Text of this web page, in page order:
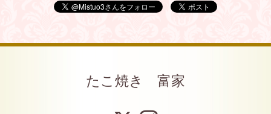
たこ焼き 富家